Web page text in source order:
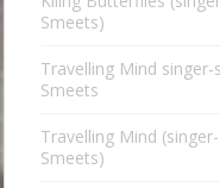
Smeets)
Travelling Mind
Smeets
Travelling Mind
Smeets)